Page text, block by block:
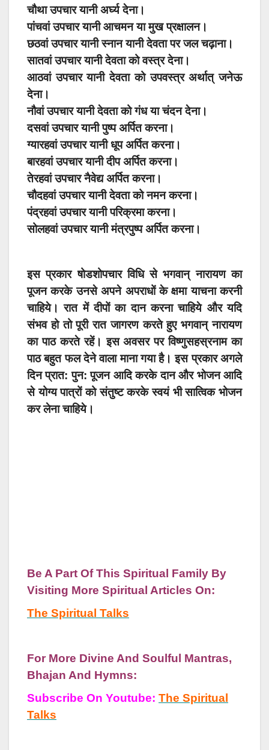
चौथा उपचार यानी अर्घ्य देना।
पांचवां उपचार यानी आचमन या मुख प्रक्षालन।
छठवां उपचार यानी स्नान यानी देवता पर जल चढ़ाना।
सातवां उपचार यानी देवता को वस्त्र देना।
आठवां उपचार यानी देवता को उपवस्त्र अर्थात् जनेऊ
देना।
नौवां उपचार यानी देवता को गंध या चंदन देना।
दसवां उपचार यानी पुष्प अर्पित करना।
ग्यारहवां उपचार यानी धूप अर्पित करना।
बारहवां उपचार यानी दीप अर्पित करना।
तेरहवां उपचार नैवेद्य अर्पित करना।
चौदहवां उपचार यानी देवता को नमन करना।
पंद्रहवां उपचार यानी परिक्रमा करना।
सोलहवां उपचार यानी मंत्रपुष्प अर्पित करना।
इस प्रकार षोडशोपचार विधि से भगवान् नारायण का
पूजन करके उनसे अपने अपराधों के क्षमा याचना करनी
चाहिये। रात में दीपों का दान करना चाहिये और यदि
संभव हो तो पूरी रात जागरण करते हुए भगवान् नारायण
का पाठ करते रहें। इस अवसर पर विष्णुसहस्रनाम का
पाठ बहुत फल देने वाला माना गया है। इस प्रकार अगले
दिन प्रात: पुन: पूजन आदि करके दान और भोजन आदि
से योग्य पात्रों को संतुष्ट करके स्वयं भी सात्विक भोजन
कर लेना चाहिये।
Be A Part Of This Spiritual Family By
Visiting More Spiritual Articles On:
The Spiritual Talks
For More Divine And Soulful Mantras,
Bhajan And Hymns:
Subscribe On Youtube: The Spiritual
Talks